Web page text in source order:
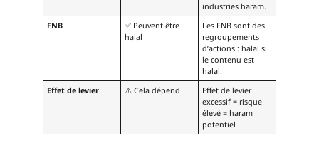
industries haram.
FNB
✅ Peuvent être
halal
Les FNB sont des
regroupements
d’actions : halal si
le contenu est
halal.
Effet de levier
⚠️ Cela dépend
Effet de levier
excessif = risque
élevé = haram
potentiel